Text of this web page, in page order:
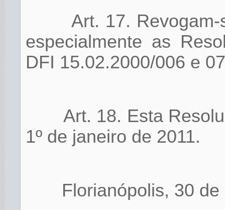
Art. 17.
especialmente as
DFI 15.02.2000/006 e
Art. 18. Esta
1º de janeiro de 2011.
Florianópolis, 30